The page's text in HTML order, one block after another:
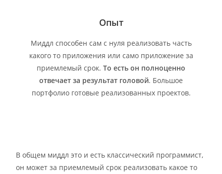
Опыт
Миддл способен сам с нуля реализовать часть
какого то приложения или само приложение за
приемлемый срок. То есть он полноценно
отвечает за результат головой. Большое
портфолио готовые реализованных проектов.
В общем миддл это и есть классический программист,
он может за приемлемый срок реализовать какое то